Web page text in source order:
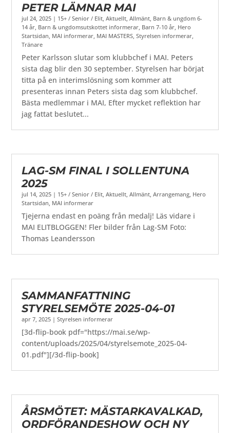
PETER LÄMNAR MAI
jul 24, 2025 | 15+ / Senior / Elit ,Aktuellt ,Allmänt Barn & ungdom 6-
14 år Barn & ungdomsutskottet informerar Barn 7-10 år Hero
Startsidan MAI informerar MAI MASTERS ,Styrelsen informerar
Tränare
Peter Karlsson slutar som klubbchef i MAI. Peters
sista dag blir den 30 september. Styrelsen har börjat
titta på en interimslösning som kommer att
presenteras innan Peters sista dag som klubbchef.
Bästa medlemmar i MAI, Efter mycket reflektion har
jag fattat beslutet...
LAG-SM FINAL I SOLLENTUNA
2025
jul 14, 2025 | 15+ / Senior / Elit,Aktuellt,Allmänt,Arrangemang, Hero
Startsidan, MAI informerar
Tjejerna endast en poäng från medalj! Läs vidare i
MAI ELITBLOGGEN! Fler bilder från Lag-SM Foto:
Thomas Leandersson
SAMMANFATTNING
STYRELSEMÖTE 2025-04-01
apr 7, 2025 |Styrelsen informerar
[3d-flip-book pdf="https://mai.se/wp-
content/uploads/2025/04/styrelsemote_2025-04-
01.pdf"][/3d-flip-book]
ÅRSMÖTET: MÄSTARKAVALKAD,
ORDFÖRANDESHOW OCH NY